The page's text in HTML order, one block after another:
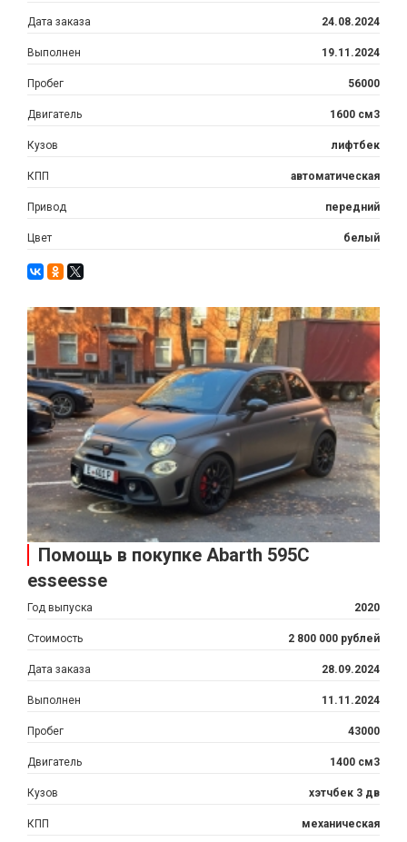
Дата заказа 24.08.2024
Выполнен 19.11.2024
Пробег 56000
Двигатель 1600 см3
Кузов лифтбек
КПП автоматическая
Привод передний
Цвет белый
Помощь в покупке Abarth 595C
esseesse
Год выпуска 2020
Стоимость 2 800 000 рублей
Дата заказа 28.09.2024
Выполнен 11.11.2024
Пробег 43000
Двигатель 1400 см3
Кузов хэтчбек 3 дв
КПП механическая